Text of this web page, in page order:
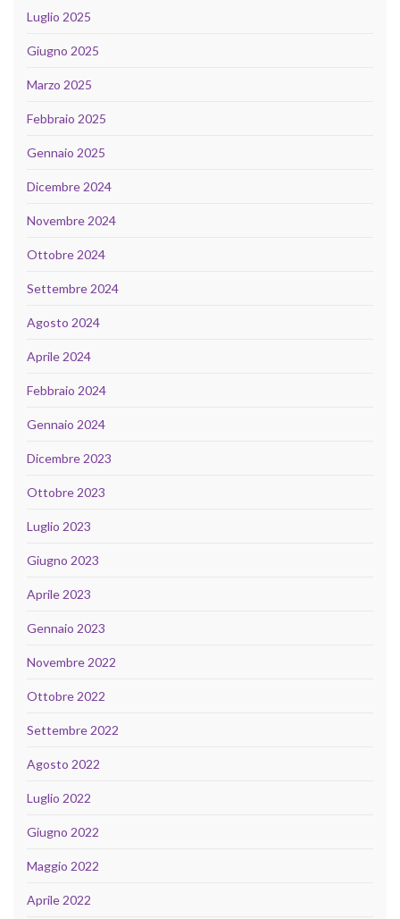
Luglio 2025
Giugno 2025
Marzo 2025
Febbraio 2025
Gennaio 2025
Dicembre 2024
Novembre 2024
Ottobre 2024
Settembre 2024
Agosto 2024
Aprile 2024
Febbraio 2024
Gennaio 2024
Dicembre 2023
Ottobre 2023
Luglio 2023
Giugno 2023
Aprile 2023
Gennaio 2023
Novembre 2022
Ottobre 2022
Settembre 2022
Agosto 2022
Luglio 2022
Giugno 2022
Maggio 2022
Aprile 2022